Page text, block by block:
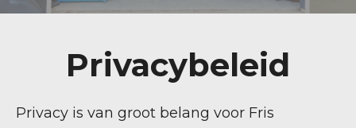
Privacybeleid
Privacy is van groot belang voor Fris